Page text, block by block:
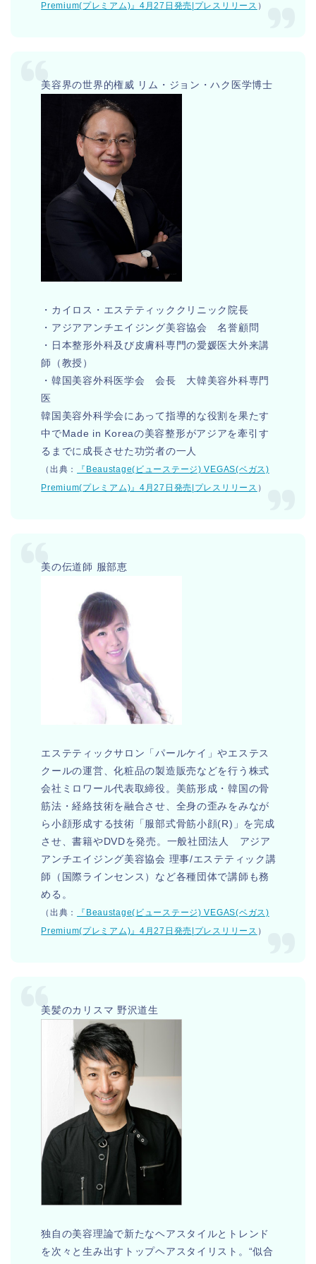
Premium(プレミアム)』4月27日発売|プレスリリース ）
美容界の世界的権威 リム・ジョン・ハク医学博士
・カイロス・エステティッククリニック院長
・アジアアンチエイジング美容協会 名誉顧問
・日本整形外科及び皮膚科専門の愛媛医大外来講
師（教授）
・韓国美容外科医学会 会長 大韓美容外科専門
医
韓国美容外科学会にあって指導的な役割を果たす
中でMade in Koreaの美容整形がアジアを牽引す
るまでに成長させた功労者の一人
（出典：
『Beaustage(ビューステージ) VEGAS(ベガス)
Premium(プレミアム)』4月27日発売|プレスリリース ）
美の伝道師 服部恵
エステティックサロン「パールケイ」やエステス
クールの運営、化粧品の製造販売などを行う株式
会社ミロワール代表取締役。美筋形成・韓国の骨
筋法・経絡技術を融合させ、全身の歪みをみなが
ら小顔形成する技術「服部式骨筋小顔(R)」を完成
させ、書籍やDVDを発売。一般社団法人 アジア
アンチエイジング美容協会 理事/エステティック講
師（国際ラインセンス）など各種団体で講師も務
める。
（出典：
『Beaustage(ビューステージ) VEGAS(ベガス)
Premium(プレミアム)』4月27日発売|プレスリリース ）
美髪のカリスマ 野沢道生
独自の美容理論で新たなヘアスタイルとトレンド
を次々と生み出すトップヘアスタイリスト。“似合